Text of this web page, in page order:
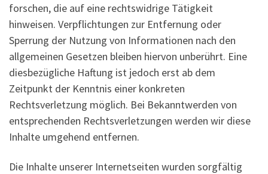
forschen, die auf eine rechtswidrige Tätigkeit
hinweisen. Verpflichtungen zur Entfernung oder
Sperrung der Nutzung von Informationen nach den
allgemeinen Gesetzen bleiben hiervon unberührt. Eine
diesbezügliche Haftung ist jedoch erst ab dem
Zeitpunkt der Kenntnis einer konkreten
Rechtsverletzung möglich. Bei Bekanntwerden von
entsprechenden Rechtsverletzungen werden wir diese
Inhalte umgehend entfernen.
Die Inhalte unserer Internetseiten wurden sorgfältig